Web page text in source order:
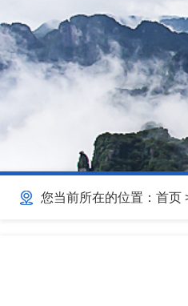
您当前所在的位置： 首页